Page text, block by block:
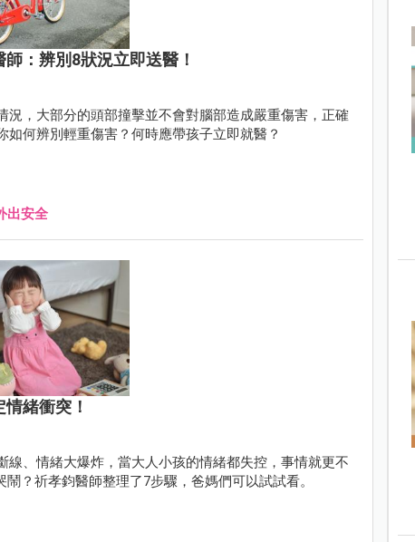
：辨別8狀況立即送醫！
，大部分的頭部撞擊並不會對腦部造成嚴重傷害，正確
何辨別輕重傷害？何時應帶孩子立即就醫？
出安全
緒衝突！
、情緒大爆炸，當大人小孩的情緒都失控，事情就更不
？祈孝鈞醫師整理了7步驟，爸媽們可以試試看。